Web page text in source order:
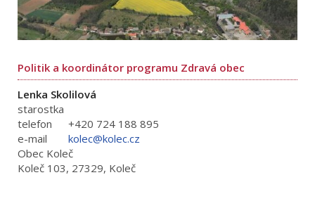
Politik a koordinátor programu Zdravá obec
Lenka Skolilová
starostka
telefon
+420 724 188 895
e-mail
kolec@kolec.cz
Obec Koleč
Koleč 103, 27329, Koleč